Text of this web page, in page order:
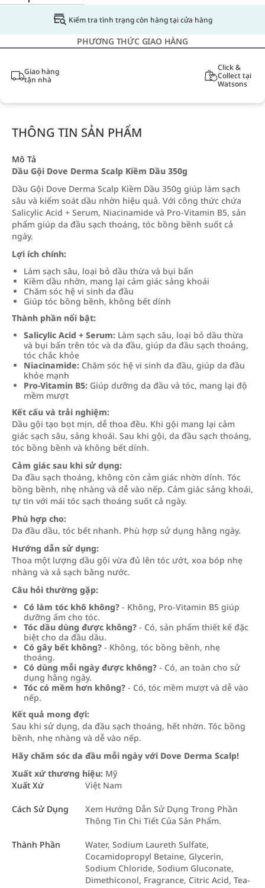
Kiểm tra tình trạng còn hàng tại cửa hàng
PHƯƠNG THỨC GIAO HÀNG
Giao hàng
tận nhà
Click &
Collect tại
Watsons
THÔNG TIN SẢN PHẨM
Mô Tả
Dầu Gội Dove Derma Scalp Kiềm Dầu 350g
Dầu Gội Dove Derma Scalp Kiềm Dầu 350g giúp làm sạch
sâu và kiểm soát dầu nhờn hiệu quả. Với công thức chứa
Salicylic Acid + Serum, Niacinamide và Pro-Vitamin B5, sản
phẩm giúp da đầu sạch thoáng, tóc bồng bềnh suốt cả
ngày.
Lợi ích chính:
Làm sạch sâu, loại bỏ dầu thừa và bụi bẩn
Kiềm dầu nhờn, mang lại cảm giác sảng khoái
Chăm sóc hệ vi sinh da đầu
Giúp tóc bồng bềnh, không bết dính
Thành phần nổi bật:
Salicylic Acid + Serum: Làm sạch sâu, loại bỏ dầu thừa
và bụi bẩn trên tóc và da đầu, giúp da đầu sạch thoáng,
tóc chắc khỏe
Niacinamide: Chăm sóc hệ vi sinh da đầu, giúp da đầu
khỏe mạnh
Pro-Vitamin B5: Giúp dưỡng da đầu và tóc, mang lại độ
mềm mượt
Kết cấu và trải nghiệm:
Dầu gội tạo bọt mịn, dễ thoa đều. Khi gội mang lại cảm
giác sạch sâu, sảng khoái. Sau khi gội, da đầu sạch thoáng,
tóc bồng bềnh và không bết dính.
Cảm giác sau khi sử dụng:
Da đầu sạch thoáng, không còn cảm giác nhờn dính. Tóc
bồng bềnh, nhẹ nhàng và dễ vào nếp. Cảm giác sảng khoái,
tự tin với mái tóc sạch thoáng suốt cả ngày.
Phù hợp cho:
Da đầu dầu, tóc bết nhanh. Phù hợp sử dụng hằng ngày.
Hướng dẫn sử dụng:
Thoa một lượng dầu gội vừa đủ lên tóc ướt, xoa bóp nhẹ
nhàng và xả sạch bằng nước.
Câu hỏi thường gặp:
Có làm tóc khô không? - Không, Pro-Vitamin B5 giúp
dưỡng ẩm cho tóc.
Tóc dầu dùng được không? - Có, sản phẩm thiết kế đặc
biệt cho da đầu dầu.
Có gây bết không? - Không, tóc bồng bềnh, nhẹ
thoáng.
Có dùng mỗi ngày được không? - Có, an toàn cho sử
dụng hằng ngày.
Tóc có mềm hơn không? - Có, tóc mềm mượt và dễ vào
nếp.
Kết quả mong đợi:
Sau khi sử dụng, da đầu sạch thoáng, hết nhờn. Tóc bồng
bềnh, nhẹ nhàng và dễ vào nếp.
Hãy chăm sóc da đầu mỗi ngày với Dove Derma Scalp!
Xuất xứ thương hiệu: Mỹ
Xuất Xứ
Việt Nam
Cách Sử Dụng
Xem Hướng Dẫn Sử Dụng Trong Phần
Thông Tin Chi Tiết Của Sản Phẩm.
Thành Phần
Water, Sodium Laureth Sulfate,
Cocamidopropyl Betaine, Glycerin,
Sodium Chloride, Sodium Gluconate,
Dimethiconol, Fragrance, Citric Acid, Tea-